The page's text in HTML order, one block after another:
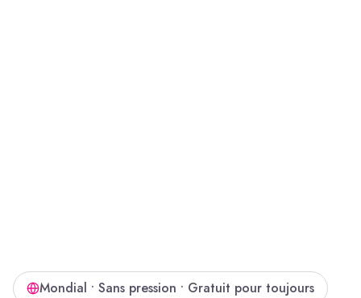
Mondial • Sans pression • Gratuit pour toujours